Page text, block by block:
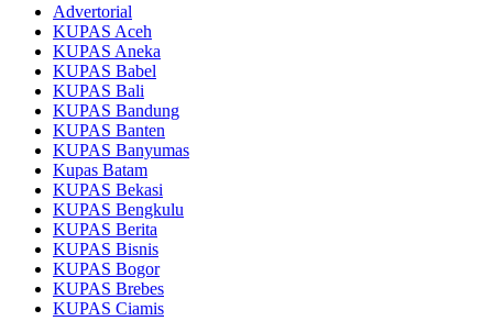
Advertorial
KUPAS Aceh
KUPAS Aneka
KUPAS Babel
KUPAS Bali
KUPAS Bandung
KUPAS Banten
KUPAS Banyumas
Kupas Batam
KUPAS Bekasi
KUPAS Bengkulu
KUPAS Berita
KUPAS Bisnis
KUPAS Bogor
KUPAS Brebes
KUPAS Ciamis